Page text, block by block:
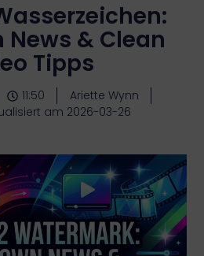
& Clean
Tipps
11:50
Ariette Wynn
am 2026-03-26